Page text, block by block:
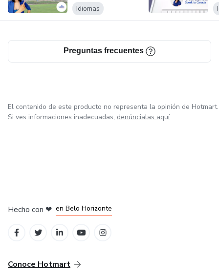
Idiomas
Preguntas frecuentes
El contenido de este producto no representa la opinión de Hotmart.
Si ves informaciones inadecuadas, denúncialas aquí
Hecho con ❤ en Belo Horizonte
Conoce Hotmart